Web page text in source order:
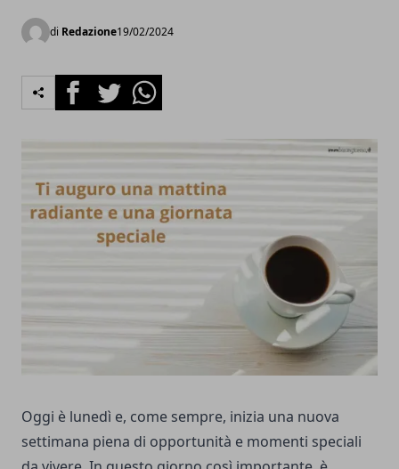
di Redazione19/02/2024
FacebookTwitterWhatsapp
Oggi è lunedì e, come sempre, inizia una nuova
settimana piena di opportunità e momenti speciali